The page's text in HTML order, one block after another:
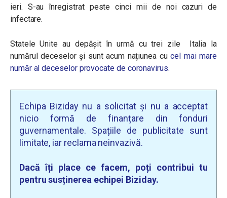
ieri. S-au înregistrat peste cinci mii de noi cazuri de
infectare.
Statele Unite au depășit în urmă cu trei zile Italia la
numărul deceselor și sunt acum națiunea cucel mai mare
număr al deceselor provocate de coronavirus.
Echipa Biziday nu a solicitat și nu a acceptat
nicio formă de finanțare din fonduri
guvernamentale. Spațiile de publicitate sunt
limitate, iar reclama neinvazivă.
Dacă îți place ce facem, poți contribui tu
pentru susținerea echipei Biziday.